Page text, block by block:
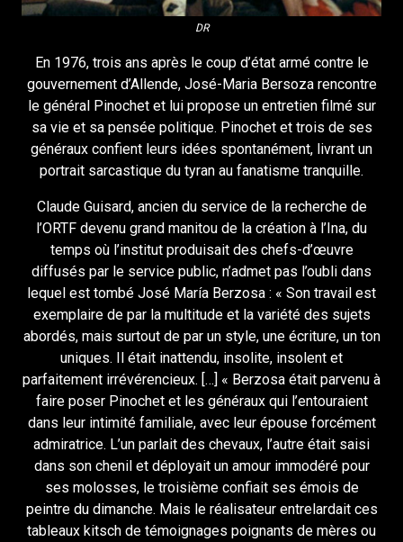
DR
En 1976, trois ans après le coup d’état armé contre le
gouvernement d’Allende, José-Maria Bersoza rencontre
le général Pinochet et lui propose un entretien filmé sur
sa vie et sa pensée politique. Pinochet et trois de ses
généraux confient leurs idées spontanément, livrant un
portrait sarcastique du tyran au fanatisme tranquille.
Claude Guisard, ancien du service de la recherche de
l’ORTF devenu grand manitou de la création à l’Ina, du
temps où l’institut produisait des chefs-d’œuvre
diffusés par le service public, n’admet pas l’oubli dans
lequel est tombé José María Berzosa : « Son travail est
exemplaire de par la multitude et la variété des sujets
abordés, mais surtout de par un style, une écriture, un ton
uniques. Il était inattendu, insolite, insolent et
parfaitement irrévérencieux. […] « Berzosa était parvenu à
faire poser Pinochet et les généraux qui l’entouraient
dans leur intimité familiale, avec leur épouse forcément
admiratrice. L’un parlait des chevaux, l’autre était saisi
dans son chenil et déployait un amour immodéré pour
ses molosses, le troisième confiait ses émois de
peintre du dimanche. Mais le réalisateur entrelardait ces
tableaux kitsch de témoignages poignants de mères ou